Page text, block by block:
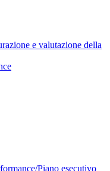
e valutazione della
Piano esecutivo